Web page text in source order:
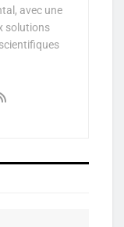
avec une
solutions